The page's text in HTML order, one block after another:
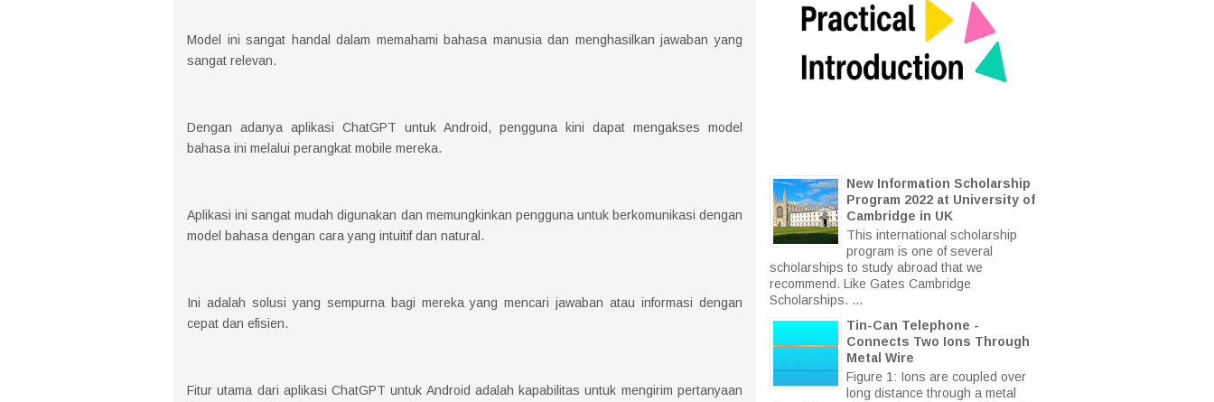
Model ini sangat handal dalam memahami bahasa manusia dan menghasilkan jawaban yang
sangat relevan.
Dengan adanya aplikasi ChatGPT untuk Android, pengguna kini dapat mengakses model
bahasa ini melalui perangkat mobile mereka.
Aplikasi ini sangat mudah digunakan dan memungkinkan pengguna untuk berkomunikasi dengan
model bahasa dengan cara yang intuitif dan natural.
Ini adalah solusi yang sempurna bagi mereka yang mencari jawaban atau informasi dengan
cepat dan efisien.
Fitur utama dari aplikasi ChatGPT untuk Android adalah kapabilitas untuk mengirim pertanyaan
New Information Scholarship
Program 2022 at University of
Cambridge in UK
This international scholarship
program is one of several
scholarships to study abroad that we
recommend. Like Gates Cambridge
Scholarships. ...
Tin-Can Telephone -
Connects Two Ions Through
Metal Wire
Figure 1: Ions are coupled over
long distance through a metal